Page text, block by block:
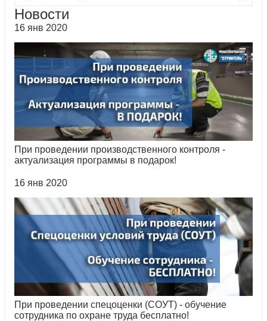
Новости
16 янв 2020
При проведении производственного контроля -
актуализация программы в подарок!
16 янв 2020
При проведении спецоценки (СОУТ) - обучение
сотрудника по охране труда бесплатно!